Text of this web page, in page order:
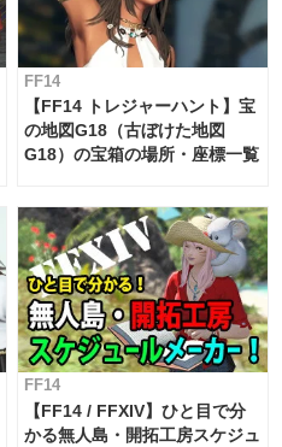
FF14
【FF14 トレジャーハント】宝
の地図G18（古ぼけた地図
G18）の宝箱の場所・座標一覧
FF14
【FF14 / FFXIV】ひと目で分
かる無人島・開拓工房スケジュ